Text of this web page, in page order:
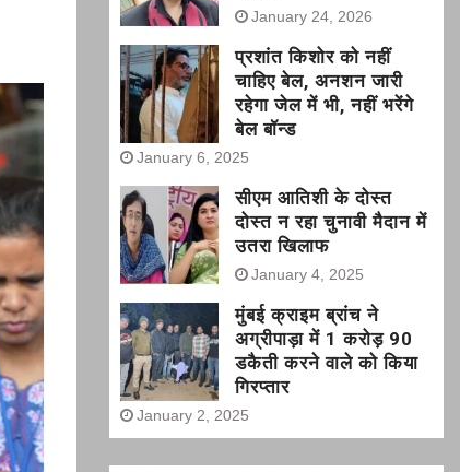
January 24, 2026
प्रशांत किशोर को नहीं
चाहिए बेल, अनशन जारी
रहेगा जेल में भी, नहीं भरेंगे
बेल बॉन्ड
January 6, 2025
सीएम आतिशी के दोस्त
दोस्त न रहा चुनावी मैदान में
उतरा खिलाफ
January 4, 2025
मुंबई क्राइम ब्रांच ने
अग्रीपाड़ा में 1 करोड़ 90
डकैती करने वाले को किया
गिरप्तार
January 2, 2025